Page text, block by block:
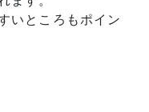
いところもポイン